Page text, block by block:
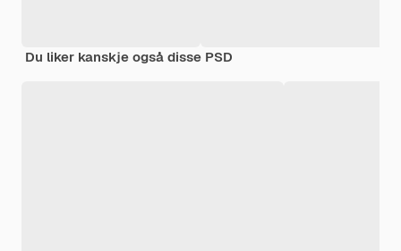
Du liker kanskje også disse PSD